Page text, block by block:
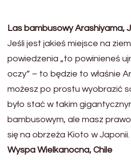
Las bambusowy Arashiyama,
Jeśli jest jakieś miejsce na
powiedzenia „to powinieneś
oczy” – to będzie to właśnie
możesz po prostu wyobrazić
było stać w takim
bambusowym, ale masz
się na obrzeża Kioto w Japonii.
Wyspa Wielkanocna, Chile